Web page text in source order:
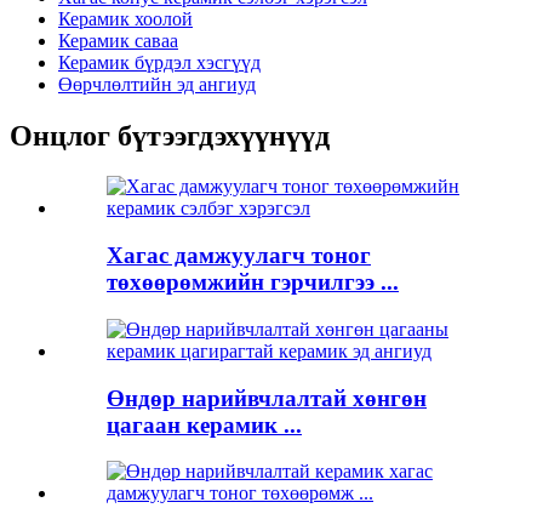
Керамик хоолой
Керамик саваа
Керамик бүрдэл хэсгүүд
Өөрчлөлтийн эд ангиуд
Онцлог бүтээгдэхүүнүүд
Хагас дамжуулагч тоног
төхөөрөмжийн гэрчилгээ ...
Өндөр нарийвчлалтай хөнгөн
цагаан керамик ...